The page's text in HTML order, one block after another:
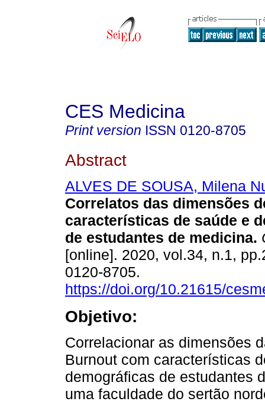
CES Medicina
Print version ISSN 0120-8705
Abstract
ALVES DE SOUSA, Milena
Correlatos das dimensões
características de saúde e
de estudantes de medicina.
[online]. 2020, vol.34, n.1,
0120-8705.
https://doi.org/10.21615/
Objetivo:
Correlacionar as dimensões
Burnout com características
demográficas de estudantes
uma faculdade do sertão